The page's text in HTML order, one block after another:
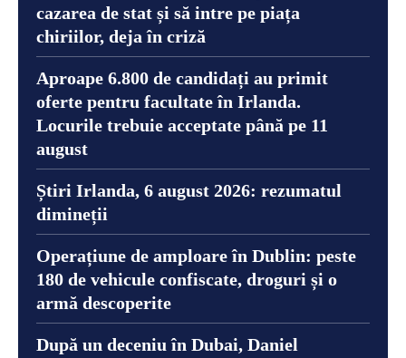
cazarea de stat și să intre pe piața
chiriilor, deja în criză
Aproape 6.800 de candidați au primit
oferte pentru facultate în Irlanda.
Locurile trebuie acceptate până pe 11
august
Știri Irlanda, 6 august 2026: rezumatul
dimineții
Operațiune de amploare în Dublin: peste
180 de vehicule confiscate, droguri și o
armă descoperite
După un deceniu în Dubai, Daniel